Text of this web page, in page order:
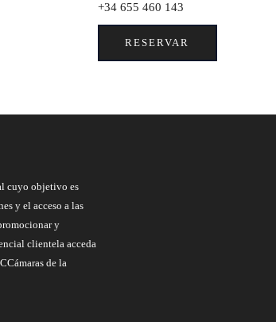
+34 655 460 143
RESERVAR
cuyo objetivo es
y el acceso a las
y
clientela acceda
de la